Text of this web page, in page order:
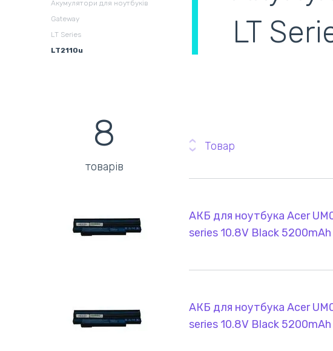
(кулери)
Акумулятори для ноутбуків
Gateway
LT Series
LT2110u
LT
8
товарів
Товар
АКБ для ноутбука Acer
series 10.8V Black 5200mAh
АКБ для ноутбука Acer
series 10.8V Black 5200mAh